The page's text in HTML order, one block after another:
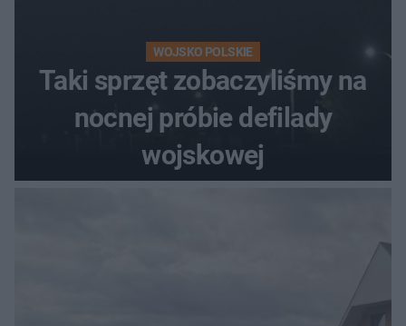
WOJSKO POLSKIE
Taki sprzęt zobaczyliśmy na
nocnej próbie defilady
wojskowej